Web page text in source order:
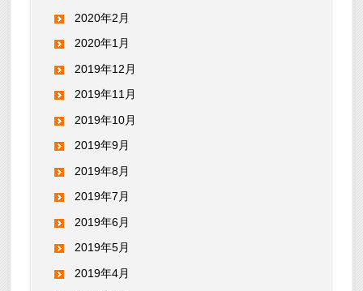
2020年2月
2020年1月
2019年12月
2019年11月
2019年10月
2019年9月
2019年8月
2019年7月
2019年6月
2019年5月
2019年4月